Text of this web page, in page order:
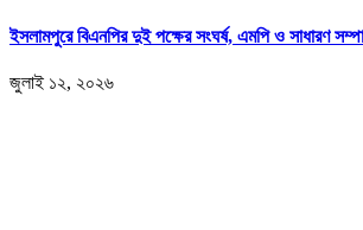
ইসলামপুরে বিএনপির দুই পক্ষের সংঘর্ষ, এমপি ও সাধারণ
জুলাই ১২, ২০২৬